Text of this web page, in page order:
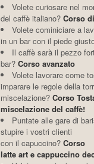
Volete curiosare nel
del caffè italiano?Corso
Volete cominiciare a
in un bar con il piede
Il caffè sarà il pezzo
bar? Corso avanzato
Volete lavorare come
imparare le regole della
miscelazione? Corso
miscelazione del caffè!
Puntate alle gare di
stupire i vostri clienti
con il capuccino? Corso
latte art e cappuccino